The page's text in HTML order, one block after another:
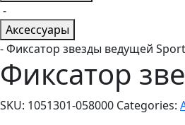
-
Аксессуары
- Фиксатор звезды ведущей
Фиксатор
SKU: 1051301-058000 Categories: